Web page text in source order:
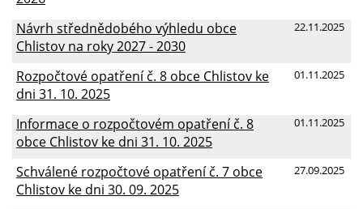
22.11.2025
Návrh střednědobého výhledu obce
Chlistov na roky 2027 - 2030
01.11.2025
Rozpočtové opatření č. 8 obce Chlistov ke
dni 31. 10. 2025
01.11.2025
Informace o rozpočtovém opatření č. 8
obce Chlistov ke dni 31. 10. 2025
27.09.2025
Schválené rozpočtové opatření č. 7 obce
Chlistov ke dni 30. 09. 2025